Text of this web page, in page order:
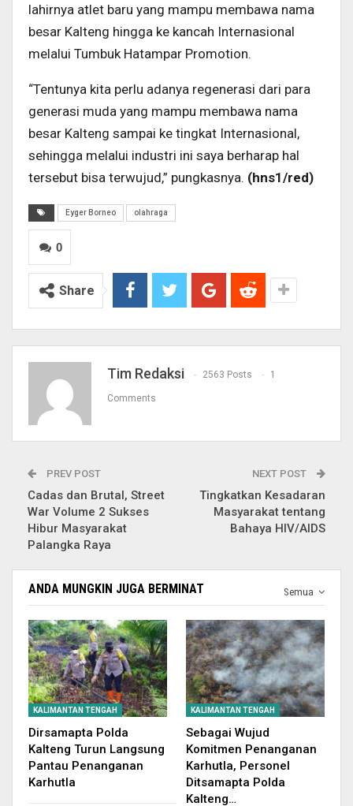
lahirnya atlet baru yang mampu membawa nama
besar Kalteng hingga ke kancah Internasional
melalui Tumbuk Hatampar Promotion.
“Tentunya kita perlu adanya regenerasi dari para
generasi muda yang mampu membawa nama
besar Kalteng sampai ke tingkat Internasional,
sehingga melalui industri ini saya berharap hal
tersebut bisa terwujud,” pungkasnya. (hns1/red)
Eyger Borneo olahraga
0
Share
Tim Redaksi 2563 Posts 1
Comments
PREV POST
Cadas dan Brutal, Street
War Volume 2 Sukses
Hibur Masyarakat
Palangka Raya
NEXT POST
Tingkatkan Kesadaran
Masyarakat tentang
Bahaya HIV/AIDS
Semua
ANDA MUNGKIN JUGA BERMINAT
KALIMANTAN TENGAH
Dirsamapta Polda
Kalteng Turun Langsung
Pantau Penanganan
Karhutla
KALIMANTAN TENGAH
Sebagai Wujud
Komitmen Penanganan
Karhutla, Personel
Ditsamapta Polda
Kalteng…